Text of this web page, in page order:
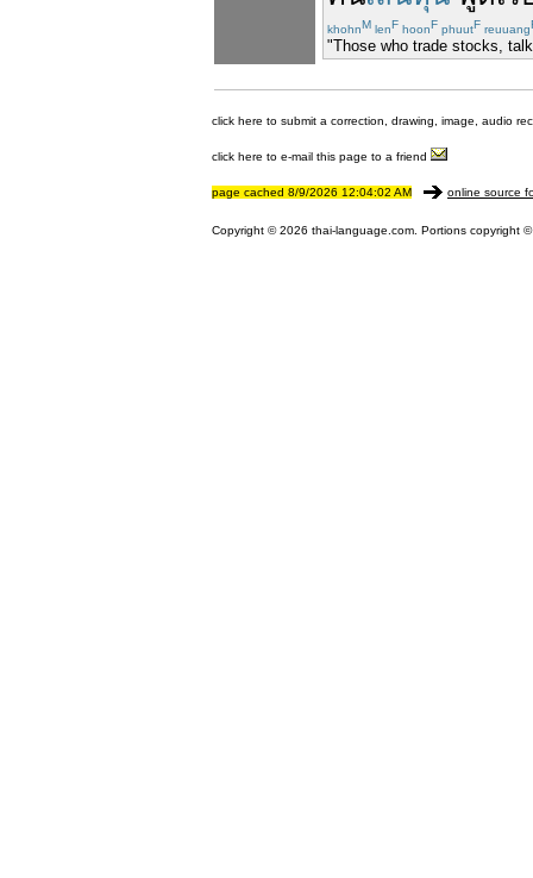
khohnM lenF hoonF phuutF reuuang
"Those who trade stocks,
click here to submit a correction, drawing, image, audio
click here to e-mail this page to a friend
page cached 8/9/2026 12:04:02 AM online source
Copyright © 2026 thai-language.com. Portions copyright